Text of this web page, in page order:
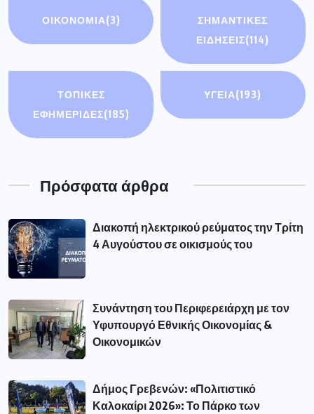
ΟΙΚΟΝΟΜΊΑ(3)
ΣΗΜΑΝΤΙΚΈΣ
ΕΙΔΉΣΕΙΣ(114)
ΤΟΠΙΚΕΣ
ΕΦΗΜΕΡΙΔΕΣ(185)
ΥΓΕΙΑ(193)
Πρόσφατα άρθρα
Διακοπή ηλεκτρικού ρεύματος την Τρίτη
4 Αυγούστου σε οικισμούς του
Συνάντηση του Περιφερειάρχη με τον
Υφυπουργό Εθνικής Οικονομίας &
Οικονομικών
Δήμος Γρεβενών: «Πολιτιστικό
Καλοκαίρι 2026»: Το Πάρκο των